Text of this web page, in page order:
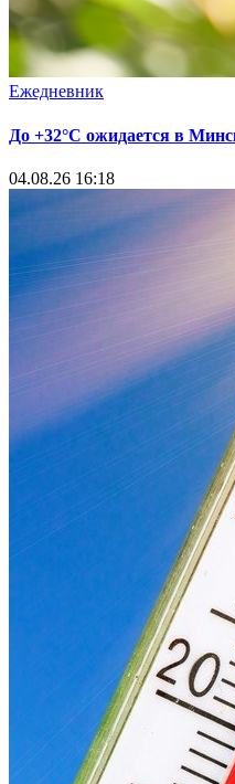
Ежедневник
До +32°С ожидается в
04.08.26 16:18